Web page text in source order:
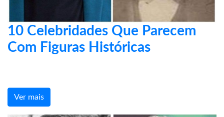
10 Celebridades Que Parecem
Com Figuras Históricas
Ver mais